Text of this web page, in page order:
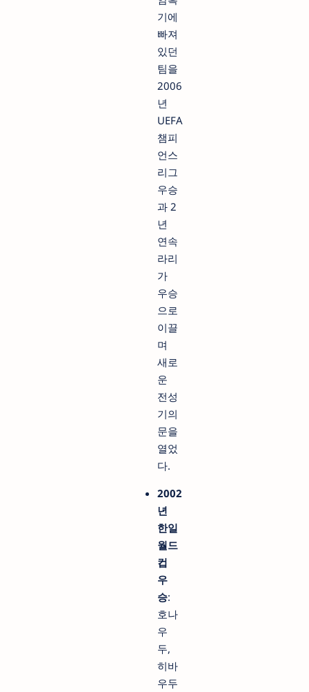
기에
빠져
있던
팀을
2006
년
UEFA
챔피
언스
리그
우승
과 2
년
연속
라리
가
우승
으로
이끌
며
새로
운
전성
기의
문을
열었
다.
2002
년
한일
월드
컵
우
승:
호나
우
두,
히바
우두